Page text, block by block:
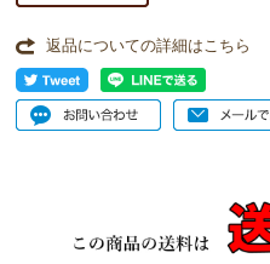
返品についての詳細はこちら